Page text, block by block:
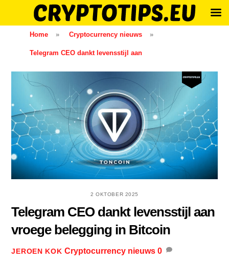
Home » Cryptocurrency nieuws »
Telegram CEO dankt levensstijl aan
2 OKTOBER 2025
Telegram CEO dankt levensstijl aan
vroege belegging in Bitcoin
JEROEN KOK Cryptocurrency nieuws 0